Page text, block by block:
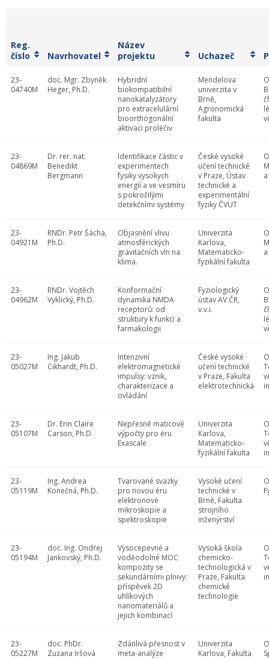
Reg.
číslo
Navrhovatel
Název
projektu
Uchazeč
23-
04740M
doc. Mgr. Zbyněk
Heger, Ph.D.
Hybridní
biokompatibilní
nanokatalyzátory
pro extracelulární
bioorthogonální
aktivaci proléčiv
Mendelova
univerzita v
Brně,
Agronomická
fakulta
23-
04869M
Dr. rer. nat.
Benedikt
Bergmann
Identifikace částic v
experimentech
fysiky vysokych
energií a ve vesmíru
s pokročilými
detekčními systémy
České vysoké
učení technické
v Praze, Ústav
technické a
experimentální
fyziky ČVUT
23-
04921M
RNDr. Petr Šácha,
Ph.D.
Objasnění vlivu
atmosférických
gravitačních vln na
klima.
Univerzita
Karlova,
Matematicko-
fyzikální fakulta
23-
04962M
RNDr. Vojtěch
Vyklický, Ph.D.
Konformační
dynamika NMDA
receptorů: od
struktury k funkci a
farmakologii
Fyziologický
ústav AV ČR,
v.v.i.
23-
05027M
Ing. Jakub
Cikhardt, Ph.D.
Intenzivní
elektromagnetické
impulsy: vznik,
charakterizace a
ovládání
České vysoké
učení technické
v Praze, Fakulta
elektrotechnická
23-
05107M
Dr. Erin Claire
Carson, Ph.D.
Nepřesné maticové
výpočty pro éru
Exascale
Univerzita
Karlova,
Matematicko-
fyzikální fakulta
23-
05119M
Ing. Andrea
Konečná, Ph.D.
Tvarované svazky
pro novou éru
elektronové
mikroskopie a
spektroskopie
Vysoké učení
technické v
Brně, Fakulta
strojního
inženýrství
23-
05194M
doc. Ing. Ondřej
Jankovský, Ph.D.
Vysocepevné a
voděodolné MOC
kompozity se
sekundárními plnivy:
příspěvek 2D
uhlíkových
nanomateriálů a
jejich kombinací
Vysoká škola
chemicko-
technologická v
Praze, Fakulta
chemické
technologie
23-
05227M
doc. PhDr.
Zuzana Iršová
Zdánlivá přesnost v
meta-analýze
Univerzita
Karlova, Fakulta